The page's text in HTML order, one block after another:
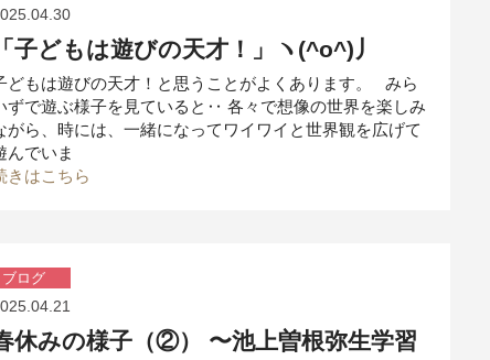
子どもは遊びの天才！」ヽ(^o^)丿
どもは遊びの天才！と思うことがよくあります。 みら
ずで遊ぶ様子を見ていると‥ 各々で想像の世界を楽しみ
がら、時には、一緒になってワイワイと世界観を広げて
んでいま
きはこちら
ブログ
休みの様子（②） 〜池上曽根弥生学習